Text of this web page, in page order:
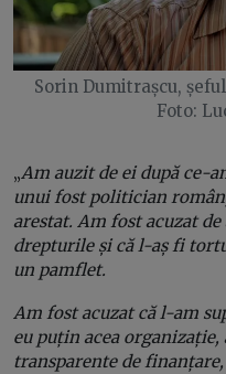
Sorin Dumitrașcu,
Foto:
„Am auzit de ei după ce-
unui fost politician
arestat. Am fost acuzat
drepturile și că l-aș fi
un pamflet.
Am fost acuzat că l-am
eu puțin acea organizație,
transparente de